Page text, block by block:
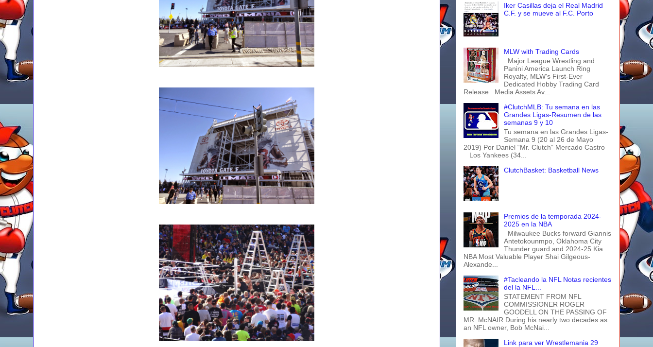
Iker Casillas deja el Real Madrid
C.F. y se mueve al F.C. Porto
MLW with Trading Cards
Major League Wrestling and
Panini America Launch Ring
Royalty, MLW's First-Ever
Dedicated Hobby Trading Card
Release Media Assets Av...
#ClutchMLB: Tu semana en las
Grandes Ligas-Resumen de las
semanas 9 y 10
Tu semana en las Grandes Ligas-
Semana 9 (20 al 26 de Mayo
2019) Por Daniel “Mr. Clutch” Mercado Castro
Los Yankees (34...
ClutchBasket: Basketball News
Premios de la temporada 2024-
2025 en la NBA
Milwaukee Bucks forward Giannis
Antetokounmpo, Oklahoma City
Thunder guard and 2024-25 Kia
NBA Most Valuable Player Shai Gilgeous-
Alexande...
#Tacleando la NFL Notas recientes
del la NFL...
STATEMENT FROM NFL
COMMISSIONER ROGER
GOODELL ON THE PASSING OF
MR. McNAIR During his nearly two decades as
an NFL owner, Bob McNai...
Link para ver Wrestlemania 29